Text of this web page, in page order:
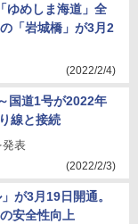
ゆめしま海道」全
「岩城橋」が3月2
(2022/2/4)
国道1号が2022年
線と接続
発表
(2022/2/3)
が3月19日開通。
安全性向上